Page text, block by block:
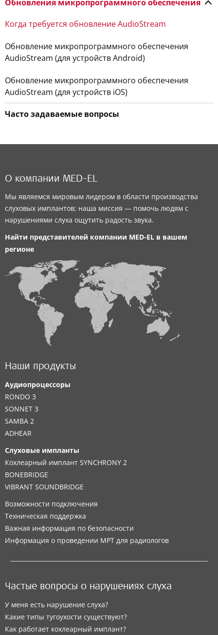
Обновления микропрограммного обеспечения
Когда требуется обновление AudioStream
Обновление микропрограммного обеспечения
AudioStream (для устройств Android)
Обновление микропрограммного обеспечения
AudioStream (для устройств iOS)
Часто задаваемые вопросы
О компании MED-EL
Мы являемся мировым лидером в области производства
слуховых имплантов; наша миссия — помочь людям с
нарушениями слуха ощутить радость звука.
Найти представителей компании MED-EL в вашем
регионе
Наши продукты
Аудиопроцессоры
RONDO 3
SONNET 3
SAMBA 2
ADHEAR
Слуховые импланты
Кохлеарный имплант SYNCHRONY 2
BONEBRIDGE
VIBRANT SOUNDBRIDGE
Возможности подключения
Техническая поддержка
Важная информация по безопасности
Информация о проведении МРТ для радиологов
Частые вопросы о нарушениях слуха
У меня есть нарушение слуха?
Какие типы тугоухости существуют?
Как работает кохлеарный имплант?